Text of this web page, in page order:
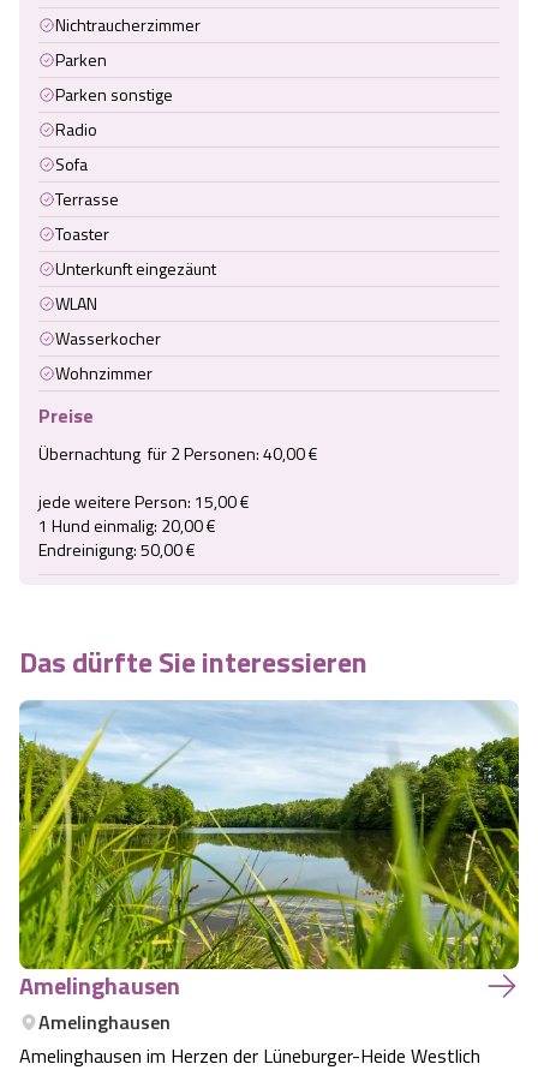
Das dürfte Sie interessieren
Amelinghausen
Amelinghausen
Amelinghausen im Herzen der Lüneburger-Heide Westlich
Nichtraucherzimmer
Parken
Parken sonstige
Radio
Sofa
Terrasse
Toaster
Unterkunft eingezäunt
WLAN
Wasserkocher
Wohnzimmer
Preise
Übernachtung  für 2 Personen: 40,00 €
jede weitere Person: 15,00 €
1 Hund einmalig: 20,00 €
Endreinigung: 50,00 €